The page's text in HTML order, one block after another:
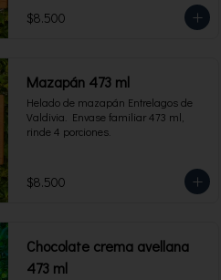
porciones.
$8.500
Mazapán 473 ml
Helado de mazapán Entrelagos de
Valdivia.  Envase familiar 473 ml,
rinde 4 porciones.
$8.500
Chocolate crema avellana
473 ml